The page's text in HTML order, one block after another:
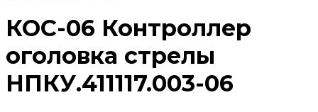
КОС-06 Контроллер
оголовка стрелы
НПКУ.411117.003-06